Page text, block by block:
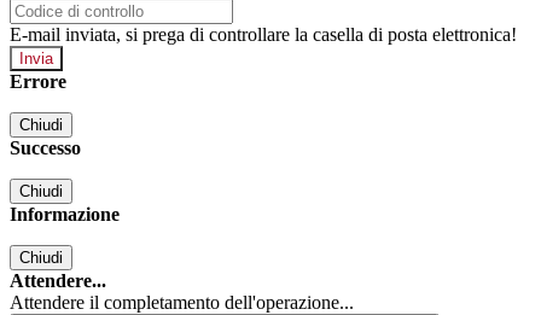
E-mail inviata, si prega di controllare la casella di posta elettronica!
Errore
Chiudi
Successo
Chiudi
Informazione
Chiudi
Attendere...
Attendere il completamento dell'operazione...